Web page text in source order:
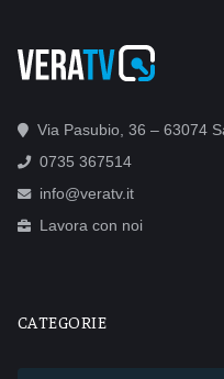
Via Pasubio, 36 – 63074
0735 367514
info@veratv.it
Lavora con noi
CATEGORIE